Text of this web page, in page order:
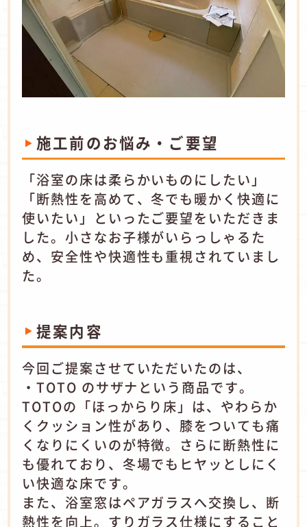
施工前のお悩み・ご要望
「浴室の床は柔らかいものにしたい」
「断熱性を高めて、冬でも暖かく快適に
使いたい」といったご要望をいただきま
した。小さなお子様がいらっしゃるた
め、安全性や快適性も重視されていまし
た。
提案内容
今回ご提案させていただいたのは、
・TOTO のサザナという商品です。
TOTOの「ほっからり床」は、やわらか
くクッション性があり、膝をついても痛
くなりにくいのが特徴。さらに断熱性に
も優れており、冬場でもヒヤッとしにく
い快適な床です。
また、浴室窓はペアガラスへ交換し、断
熱性を向上。すりガラス仕様にすること